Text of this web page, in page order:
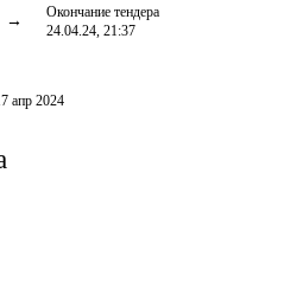
Окончание тендера
24.04.24, 21:37
апр 2024